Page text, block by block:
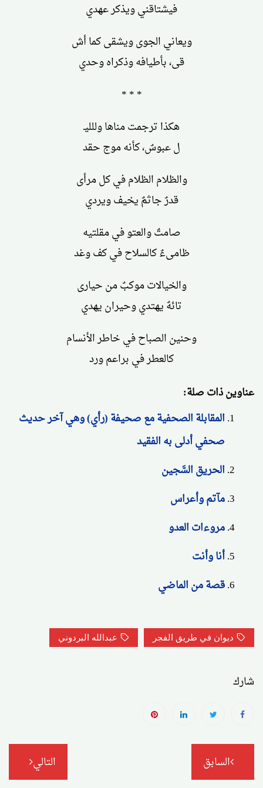
فيشتاقني ويذكر عهدي
ويعاني الجوى ويشقى كما أش
قى، بأطيافه وذكراه وحدي
* * *
هكذا ترجمت مناها وللليـ
ل عبوسٌ، كأنه موج حقد
والظلام الظلام في كل مرأى
قدرٌ جاثمٌ يخيف ويردي
صامتٌ والعتو في مقلتيه
ظامىءٌ كالسلاح في كف وغد
والخيالات موكبٌ من حيارى
تائهٌ يهتدي وحيران يهدي
وحنين الصباح في خاطر الأنسام
كالعطر في براعم ورد
عناوين ذات صلة:
المقابلة الصحفية مع صحيفة (رأي) وهي آخر حديث
صحفي أدلى به الفقيد
الحريق السَّجين
مآتم وأعراس
مروءات العدو
أنا وأنت
قصة من الماضي
ديوان في طريق الفجر عبدالله البردوني
شارك
تصفّح
المقالات
السابق التالي